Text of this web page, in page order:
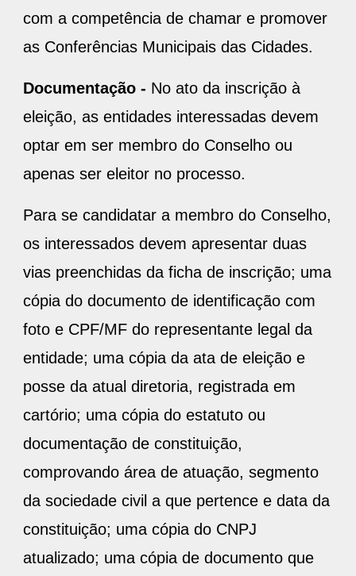
com a competência de chamar e promover
as Conferências Municipais das Cidades.
Documentação - No ato da inscrição à
eleição, as entidades interessadas devem
optar em ser membro do Conselho ou
apenas ser eleitor no processo.
Para se candidatar a membro do Conselho,
os interessados devem apresentar duas
vias preenchidas da ficha de inscrição; uma
cópia do documento de identificação com
foto e CPF/MF do representante legal da
entidade; uma cópia da ata de eleição e
posse da atual diretoria, registrada em
cartório; uma cópia do estatuto ou
documentação de constituição,
comprovando área de atuação, segmento
da sociedade civil a que pertence e data da
constituição; uma cópia do CNPJ
atualizado; uma cópia de documento que